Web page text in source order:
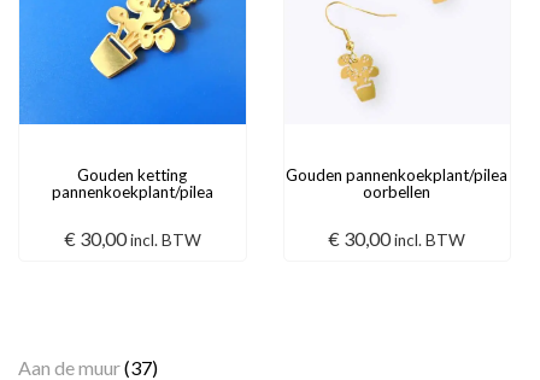
Gouden ketting
pannenkoekplant/pilea
€ 30,00 incl. BTW
Gouden pannenkoekplant/pilea
oorbellen
€ 30,00incl. BTW
Aan de muur(37)